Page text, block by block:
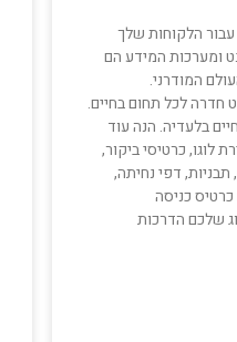
הלקוחות שלך
ומערכות המידע הם
המודרני.
חדרה לכל תחום בחיים.
בלעדיה. הנה עוד
לוגו, כרטיסי ביקור,
תבניות, דפי נחיתה,
כרטיס כניסה
שלכם הדרכות